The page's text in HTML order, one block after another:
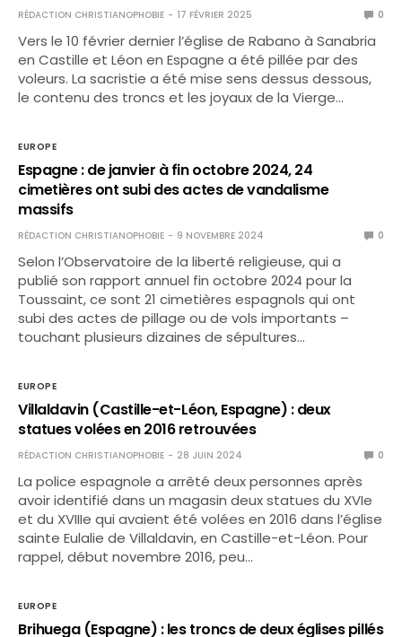
RÉDACTION CHRISTIANOPHOBIE 17 FÉVRIER 2025 0
Vers le 10 février dernier l’église de Rabano à Sanabria
en Castille et Léon en Espagne a été pillée par des
voleurs. La sacristie a été mise sens dessus dessous,
le contenu des troncs et les joyaux de la Vierge…
EUROPE
Espagne : de janvier à fin octobre 2024, 24
cimetières ont subi des actes de vandalisme
massifs
RÉDACTION CHRISTIANOPHOBIE 9 NOVEMBRE 2024 0
Selon l’Observatoire de la liberté religieuse, qui a
publié son rapport annuel fin octobre 2024 pour la
Toussaint, ce sont 21 cimetières espagnols qui ont
subi des actes de pillage ou de vols importants –
touchant plusieurs dizaines de sépultures…
EUROPE
Villaldavin (Castille-et-Léon, Espagne) : deux
statues volées en 2016 retrouvées
RÉDACTION CHRISTIANOPHOBIE 28 JUIN 2024 0
La police espagnole a arrêté deux personnes après
avoir identifié dans un magasin deux statues du XVIe
et du XVIIIe qui avaient été volées en 2016 dans l’église
sainte Eulalie de Villaldavin, en Castille-et-Léon. Pour
rappel, début novembre 2016, peu…
EUROPE
Brihuega (Espagne) : les troncs de deux églises pillés